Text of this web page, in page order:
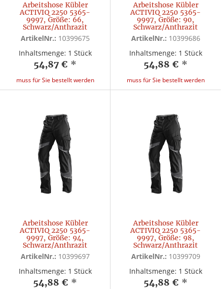
Arbeitshose Kübler
ACTIVIQ 2250 5365-
9997, Größe: 66,
Schwarz/Anthrazit
ArtikelNr.: 10399675
Inhaltsmenge: 1 Stück
54,87 € *
muss für Sie bestellt werden
Arbeitshose Kübler
ACTIVIQ 2250 5365-
9997, Größe: 90,
Schwarz/Anthrazit
ArtikelNr.: 10399686
Inhaltsmenge: 1 Stück
54,88 € *
muss für Sie bestellt werden
Arbeitshose Kübler
ACTIVIQ 2250 5365-
9997, Größe: 94,
Schwarz/Anthrazit
ArtikelNr.: 10399697
Inhaltsmenge: 1 Stück
54,88 € *
Arbeitshose Kübler
ACTIVIQ 2250 5365-
9997, Größe: 98,
Schwarz/Anthrazit
ArtikelNr.: 10399709
Inhaltsmenge: 1 Stück
54,88 € *